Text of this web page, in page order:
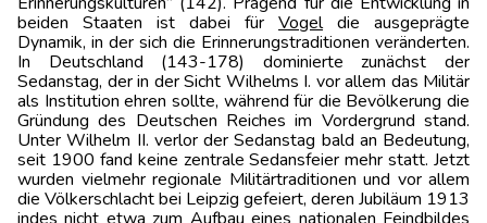
beiden Staaten ist dabei für Vogeldie ausgeprägte
Dynamik, in der sich die Erinnerungstraditionen veränderten.
In Deutschland (143-178) dominierte zunächst der
Sedanstag, der in der Sicht Wilhelms I. vor allem das Militär
als Institution ehren sollte, während für die Bevölkerung die
Gründung des Deutschen Reiches im Vordergrund stand.
Unter Wilhelm II. verlor der Sedanstag bald an Bedeutung,
seit 1900 fand keine zentrale Sedansfeier mehr statt. Jetzt
wurden vielmehr regionale Militärtraditionen und vor allem
die Völkerschlacht bei Leipzig gefeiert, deren Jubiläum 1913